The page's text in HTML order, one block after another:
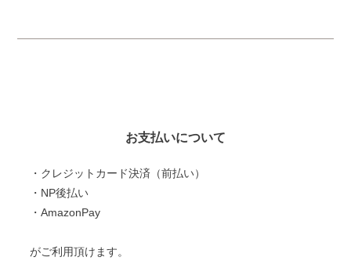
お支払いについて
・クレジットカード決済（前払い）
・NP後払い
・AmazonPay
がご利用頂けます。